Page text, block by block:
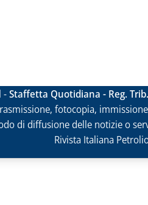
-Staffetta Quotidiana - Reg.
fotocopia,
di diffusione delle notizie o
Rivista Italiana